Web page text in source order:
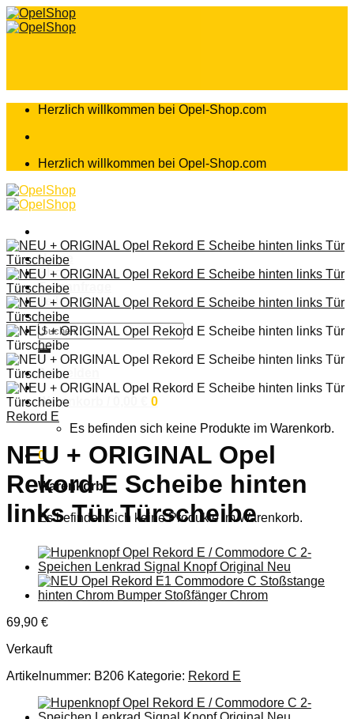
Zum
Inhalt
Herzlich willkommen bei Opel-Shop.com
Herzlich willkommen bei Opel-Shop.com
Home
Shop
Teileanfrage
Teileliste
Suchen
nach:
Anmelden
Warenkorb /
0
Es befinden sich keine Produkte im Warenkorb.
0
Warenkorb
Es befinden sich keine Produkte im Warenkorb.
Rekord E
NEU + ORIGINAL Opel
Rekord E Scheibe hinten
links Tür Türscheibe
69,90 €
Verkauft
Artikelnummer: B206 Kategorie: Rekord E